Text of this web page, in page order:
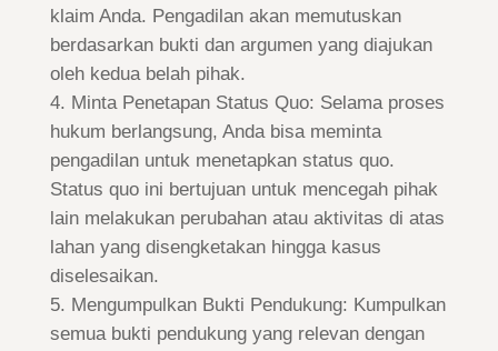
klaim Anda. Pengadilan akan memutuskan
berdasarkan bukti dan argumen yang diajukan
oleh kedua belah pihak.
Minta Penetapan Status Quo: Selama proses
hukum berlangsung, Anda bisa meminta
pengadilan untuk menetapkan status quo.
Status quo ini bertujuan untuk mencegah pihak
lain melakukan perubahan atau aktivitas di atas
lahan yang disengketakan hingga kasus
diselesaikan.
Mengumpulkan Bukti Pendukung: Kumpulkan
semua bukti pendukung yang relevan dengan